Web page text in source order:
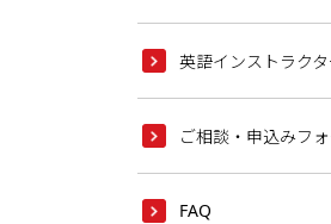
英語インストラク
ご相談・申込みフ
FAQ